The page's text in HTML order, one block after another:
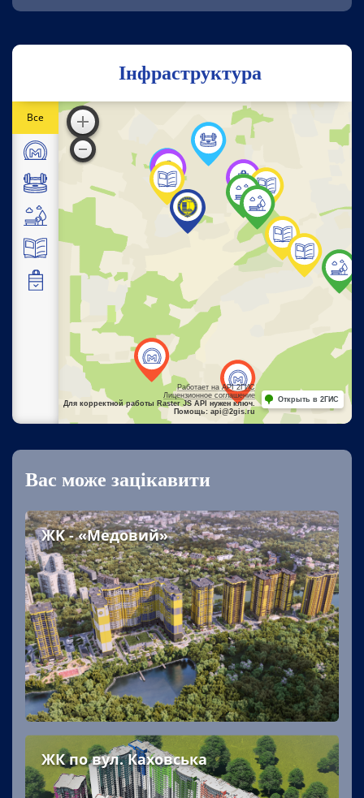
Інфраструктура
Все
Работает на API 2ГИС
Лицензионное соглашение
Для корректной работы Raster JS API нужен ключ.
Помощь: api@2gis.ru
Открыть в 2ГИС
Вас може зацікавити
ЖK - «Медовий»
ЖК по вул. Каховська